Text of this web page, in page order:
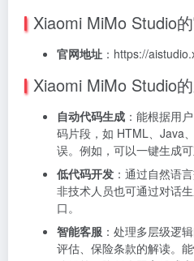
Xiaomi MiMo Studio
官网地址 ：https://
Xiaomi MiMo Studio
自动代码生成 ：能根据用
码片段，如 HTML、Java
误。例如，可以一键生成
低代码开发 ：通过自然语
非技术人员也可通过对话
口。
智能客服 ：处理多层级逻
评估、保险条款的解读。